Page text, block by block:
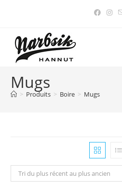
Mugs
> Produits > Boire > Mugs
Tri du plus récent au plus ancien